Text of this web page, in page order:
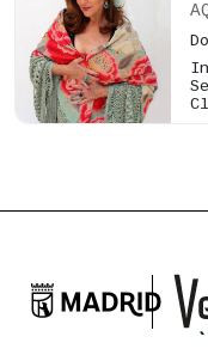

Ayuntamiento